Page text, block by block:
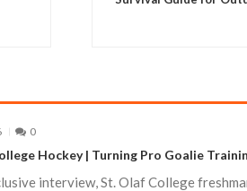
0
Hockey | Turning Pro Goalie
interview, St. Olaf College